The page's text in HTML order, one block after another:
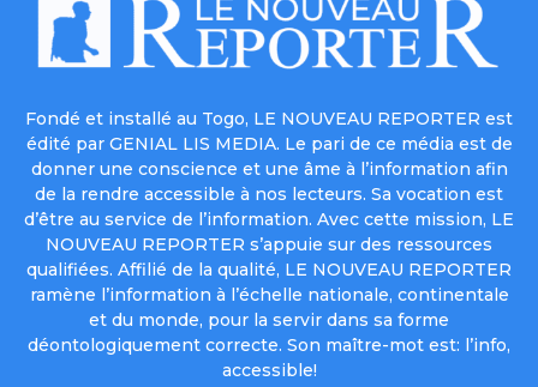
Fondé et installé au Togo, LE NOUVEAU REPORTER est
édité par GENIAL LIS MEDIA. Le pari de ce média est de
donner une conscience et une âme à l’information afin
de la rendre accessible à nos lecteurs. Sa vocation est
d’être au service de l’information. Avec cette mission, LE
NOUVEAU REPORTER s’appuie sur des ressources
qualifiées. Affilié de la qualité, LE NOUVEAU REPORTER
ramène l’information à l’échelle nationale, continentale
et du monde, pour la servir dans sa forme
déontologiquement correcte. Son maître-mot est: l’info,
accessible!